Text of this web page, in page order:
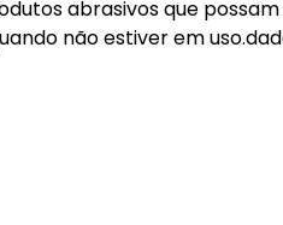
abrasivos que
não estiver em